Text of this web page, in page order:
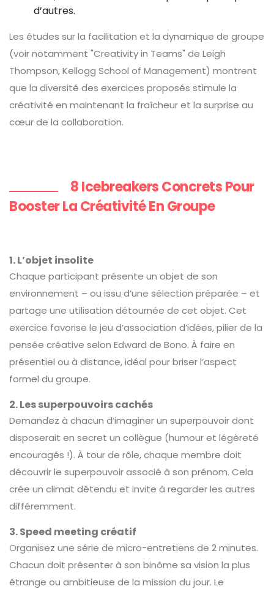
d’autres.
Les études sur la facilitation et la dynamique de groupe
(voir notamment "Creativity in Teams" de Leigh
Thompson, Kellogg School of Management) montrent
que la diversité des exercices proposés stimule la
créativité en maintenant la fraîcheur et la surprise au
cœur de la collaboration.
8 Icebreakers Concrets Pour
Booster La Créativité En Groupe
1. L’objet insolite
Chaque participant présente un objet de son
environnement – ou issu d’une sélection préparée – et
partage une utilisation détournée de cet objet. Cet
exercice favorise le jeu d’association d’idées, pilier de la
pensée créative selon Edward de Bono. À faire en
présentiel ou à distance, idéal pour briser l’aspect
formel du groupe.
2. Les superpouvoirs cachés
Demandez à chacun d’imaginer un superpouvoir dont
disposerait en secret un collègue (humour et légèreté
encouragés !). À tour de rôle, chaque membre doit
découvrir le superpouvoir associé à son prénom. Cela
crée un climat détendu et invite à regarder les autres
différemment.
3. Speed meeting créatif
Organisez une série de micro-entretiens de 2 minutes.
Chacun doit présenter à son binôme sa vision la plus
étrange ou ambitieuse de la mission du jour. Le